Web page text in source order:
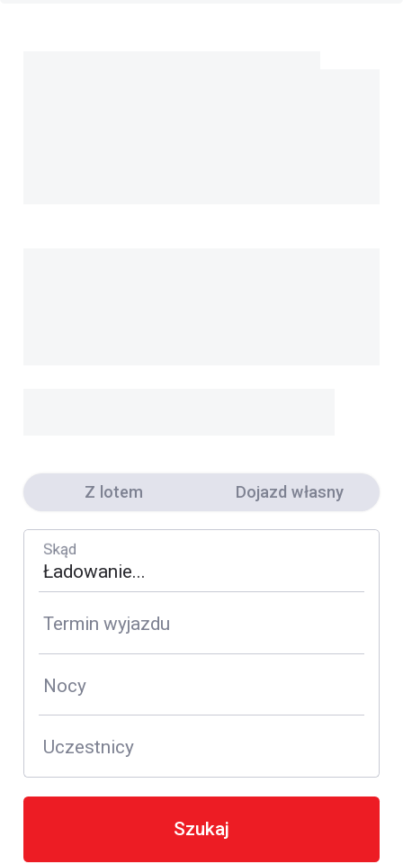
Z lotem Dojazd własny
Skąd
Termin wyjazdu
Nocy
Uczestnicy
Szukaj